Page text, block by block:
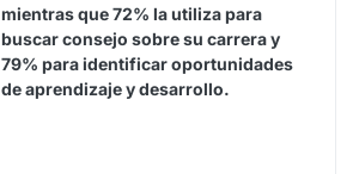
mientras que 72% la utiliza para
buscar consejo sobre su carrera y
79% para identificar oportunidades
de aprendizaje y desarrollo.